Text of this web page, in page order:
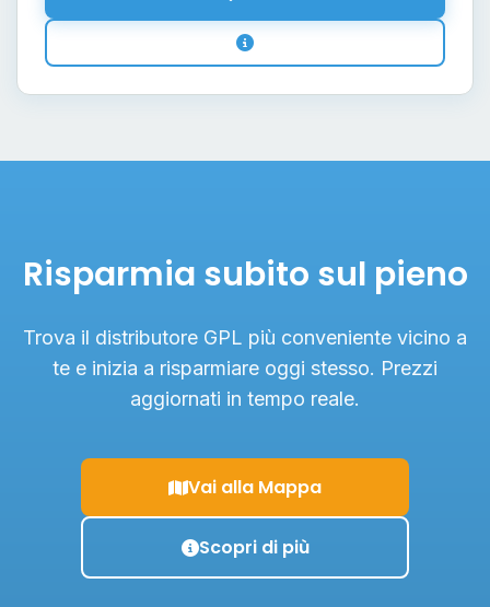
Risparmia subito sul pieno
Trova il distributore GPL più conveniente vicino a
te e inizia a risparmiare oggi stesso. Prezzi
aggiornati in tempo reale.
Vai alla Mappa
Scopri di più